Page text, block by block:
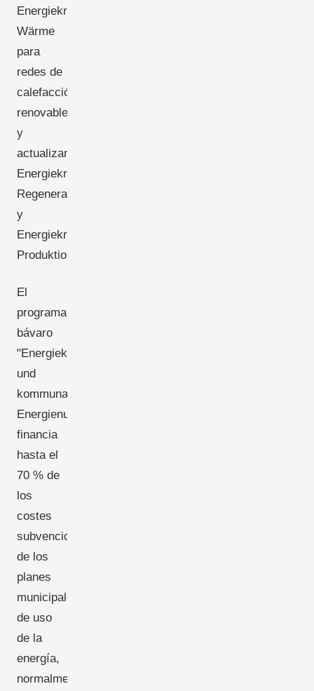
Energiekredit
Wärme
para
redes de
calefacción
renovable
y
actualizando
Energiekredit
Regenerativ
y
Energiekredit
Produktion.
El
programa
bávaro
"Energiekonzepte
und
kommunale
Energienutzungspläne"
financia
hasta el
70 % de
los
costes
subvencionables
de los
planes
municipales
de uso
de la
energía,
normalmente